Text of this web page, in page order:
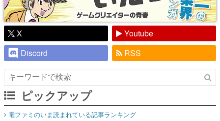
X
Youtube
Discord
RSS
ピックアップ
電ファミのいま読まれている記事ランキング